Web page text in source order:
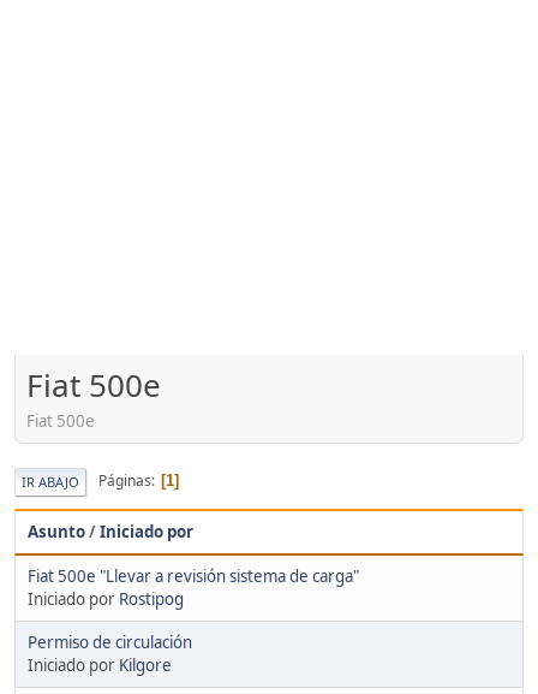
Fiat 500e
Fiat 500e
IR ABAJO Páginas 1
Asunto/Iniciado por
Fiat 500e "Llevar a revisión sistema de carga"
Iniciado por Rostipog
Permiso de circulación
Iniciado por Kilgore